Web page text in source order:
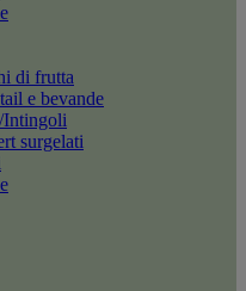
di frutta
e bevande
Intingoli
surgelati